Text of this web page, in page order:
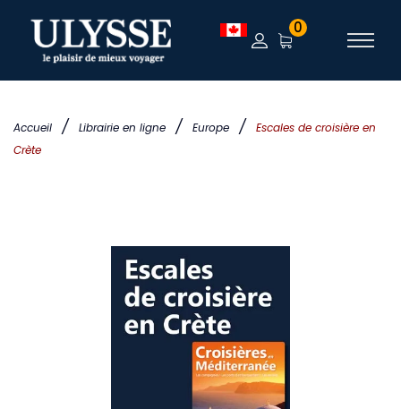
Accueil / Librairie en ligne / Europe /
Escales de croisière en
Crète
0